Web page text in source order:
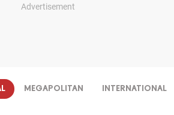
Advertisement
MEGAPOLITAN INTERNATIONAL